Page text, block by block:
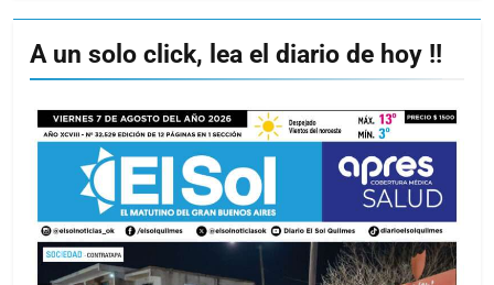
A un solo click, lea el diario de hoy !!